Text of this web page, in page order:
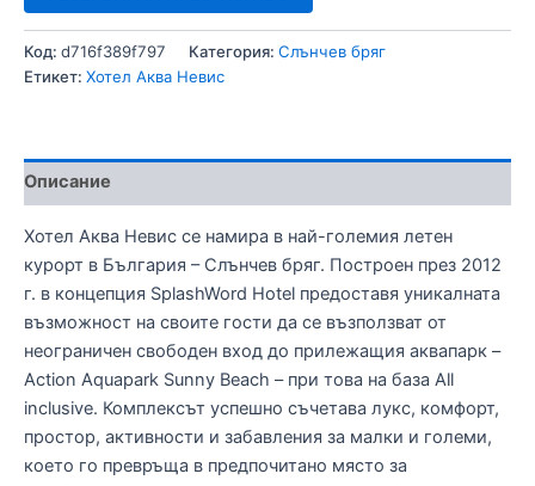
Код: d716f389f797 Категория: Слънчев бряг
Етикет: Хотел Аква Невис
Описание
Хотел Аква Невис се намира в най-големия летен
курорт в България – Слънчев бряг. Построен през 2012
г. в концепция SplashWord Hotel предоставя уникалната
възможност на своите гости да се възползват от
неограничен свободен вход до прилежащия аквапарк –
Action Aquapark Sunny Beach – при това на база All
inclusive. Комплексът успешно съчетава лукс, комфорт,
простор, активности и забавления за малки и големи,
което го превръща в предпочитано място за